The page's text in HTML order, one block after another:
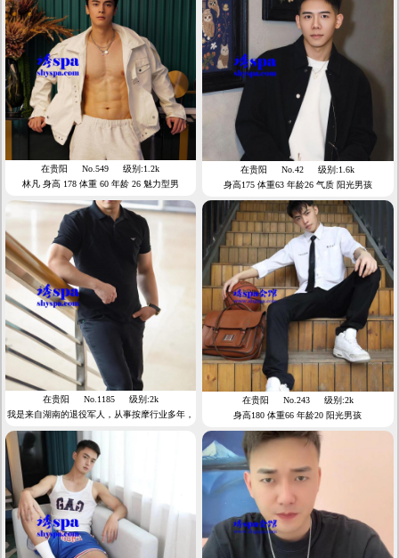
在贵阳 No.549
级别:1.2k
林凡 身高 178 体重 60 年龄 26 魅力型男
在贵阳 No.42
级别:1.6k
身高175 体重63 年龄26 气质 阳光男孩
在贵阳 No.1185
级别:2k
我是来自湖南的退役军人，从事按摩行业多年，
手法独特且专业，喜欢健身，本人阳光帅气爷
们，肌肉猛男
在贵阳 No.243
级别:2k
身高180 体重66 年龄20 阳光男孩